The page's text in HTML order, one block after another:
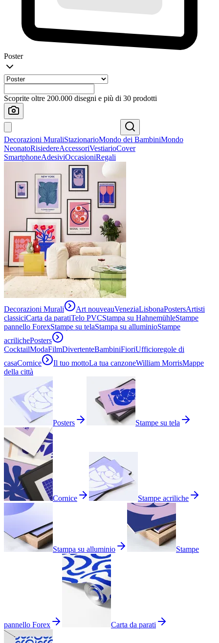
Poster
Scoprite oltre 200.000 disegni e più di 30 prodotti
Decorazioni MuraliStazionarioMondo dei BambiniMondo
NeonatoRisiedereAccessoriVestiarioCover
SmartphoneAdesiviOccasioniRegali
Decorazioni Murali Art nouveauVeneziaLisbonaPostersArtisti
classiciCarta da paratiTelo PVCStampa su HahnemühleStampe
pannello ForexStampe su telaStampa su alluminioStampe
acrilichePosters
CocktailModaFilmDivertenteBambiniFioriUfficioregole di
casaCornice Il tuo mottoLa tua canzoneWilliam MorrisMappe
della città
Posters Stampe su tela
Cornice Stampe acriliche
Stampa su alluminio Stampe
pannello Forex Carta da parati